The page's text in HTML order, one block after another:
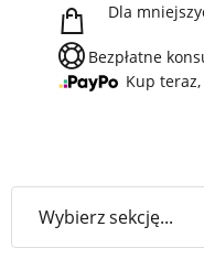
Dla
Bezpłatne
Kup teraz,